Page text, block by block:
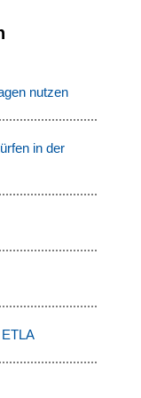
nutzen
in der